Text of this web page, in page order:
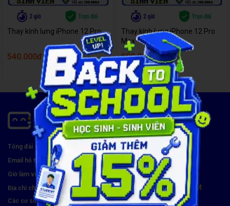
Thay kính lưng iPhone 12 Pro
540.000đ 610.000đ
Thay kính lưng iPhone 12 Pro
Max
590.000đ 740.000đ
Tổng đài miễn phí:1900 8174
Email hỗ trợ: hotro@carecenter.vn
Giờ làm việc: Thứ 2 - CN, 8:00 - 21:00
Địa chỉ chính:119 Chu Văn An, Phường Bình Thạnh, TP. HCM
Các cơ sở tiếp nhận khác (8h30 - 21h30):